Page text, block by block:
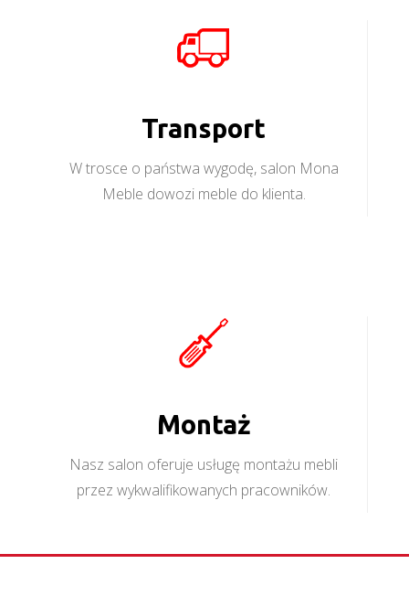
Transport
W trosce o państwa wygodę, salon Mona
Meble dowozi meble do klienta.
Montaż
Nasz salon oferuje usługę montażu mebli
przez wykwalifikowanych pracowników.